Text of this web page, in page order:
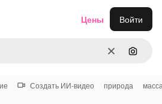
ОчиститьПоиск
Цены Войти
Создать ИИ-видео природа